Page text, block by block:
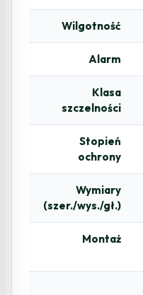
Wilgotność
Alarm
Klasa
szczelności
Stopień
ochrony
Wymiary
(szer./wys./gł.)
Montaż